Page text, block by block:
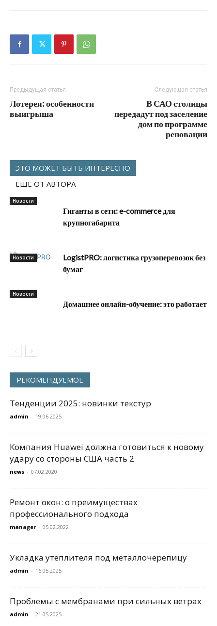
Предыдущая статья
Лотерея: особенности
выигрыша
Следующая статья
В САО столицы
передадут под заселение
дом по программе
реновации
ЭТО МОЖЕТ БЫТЬ ИНТЕРЕСНО
ЕЩЕ ОТ АВТОРА
Новости
Гиганты в сети: e-commerce для
крупногабарита
Новости
LogistPRO: логистика грузоперевозок без
бумаг
Новости
Домашнее онлайн-обучение: это работает
РЕКОМЕНДУЕМОЕ
Тенденции 2025: новинки текстур
admin - 19.06.2025
Компания Huawei должна готовиться к новому
удару со стороны США часть 2
news - 07.02.2020
Ремонт окон: о преимуществах
профессионального подхода
manager - 05.02.2022
Укладка утеплителя под металлочерепицу
admin - 16.05.2025
Проблемы с мембранами при сильных ветрах
admin - 21.05.2025